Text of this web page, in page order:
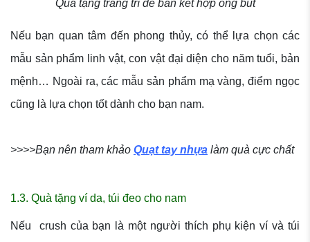
Quà tặng trang trí để bàn kết hợp ống bút
Nếu bạn quan tâm đến phong thủy, có thể lựa chọn các
mẫu sản phẩm linh vật, con vật đại diện cho năm tuổi, bản
mệnh… Ngoài ra, các mẫu sản phẩm mạ vàng, điểm ngọc
cũng là lựa chọn tốt dành cho bạn nam.
>>>>Bạn nên tham khảo Quạt tay nhựa làm quà cực chất
1.3. Quà tặng ví da, túi đeo cho nam
Nếu crush của bạn là một người thích phụ kiện ví và túi